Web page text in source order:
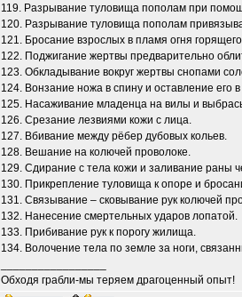
119. Разрывание туловища пополам при
120. Разрывание туловища пополам
121. Бросание взрослых в пламя огня
122. Поджигание жертвы предварительно
123. Обкладывание вокруг жертвы снопами
124. Вонзание ножа в спину и оставление его
125. Насаживание младенца на вилы и
126. Срезание лезвиями кожи с лица.
127. Вбивание между рёбер дубовых кольев.
128. Вешание на колючей проволоке.
129. Сдирание с тела кожи и заливание раны
130. Прикрепление туловища к опоре и
131. Связывание – сковывание рук колючей
132. Нанесение смертельных ударов лопатой.
133. Прибивание рук к порогу жилища.
134. Волочение тела по земле за ноги,
Обходя грабли-мы теряем драгоценный опыт!